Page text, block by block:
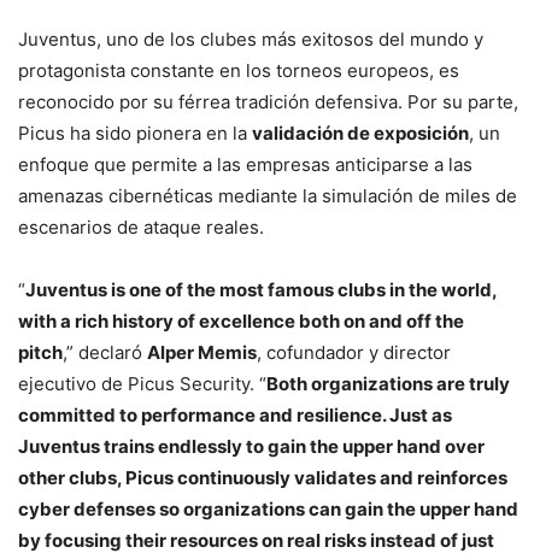
Juventus, uno de los clubes más exitosos del mundo y
protagonista constante en los torneos europeos, es
reconocido por su férrea tradición defensiva. Por su parte,
Picus ha sido pionera en la validación de exposición, un
enfoque que permite a las empresas anticiparse a las
amenazas cibernéticas mediante la simulación de miles de
escenarios de ataque reales.
“Juventus is one of the most famous clubs in the world,
with a rich history of excellence both on and off the
pitch,” declaró Alper Memis, cofundador y director
ejecutivo de Picus Security. “Both organizations are truly
committed to performance and resilience. Just as
Juventus trains endlessly to gain the upper hand over
other clubs, Picus continuously validates and reinforces
cyber defenses so organizations can gain the upper hand
by focusing their resources on real risks instead of just